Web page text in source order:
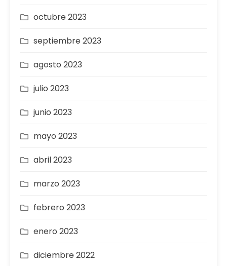
octubre 2023
septiembre 2023
agosto 2023
julio 2023
junio 2023
mayo 2023
abril 2023
marzo 2023
febrero 2023
enero 2023
diciembre 2022